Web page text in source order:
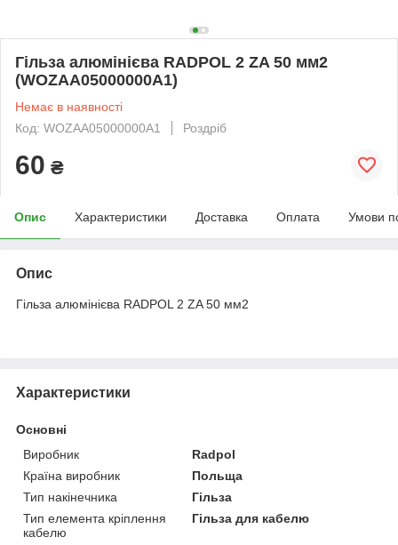
Гільза алюмінієва RADPOL 2 ZA 50 мм2
(WOZAA05000000A1)
Немає в наявності
Код: WOZAA05000000A1
Роздріб
60 ₴
Опис Характеристики Доставка Оплата Умови
Опис
Гільза алюмінієва RADPOL 2 ZA 50 мм2
Характеристики
Основні
Виробник
Radpol
Країна виробник
Польща
Тип накінечника
Гільза
Тип елемента кріплення
кабелю
Гільза для кабелю